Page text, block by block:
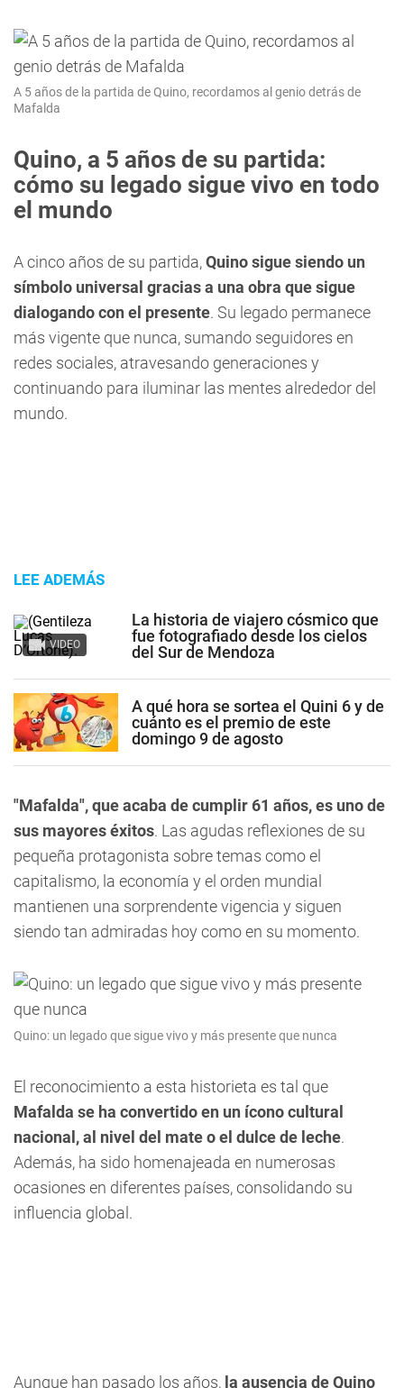
A 5 años de la partida de Quino, recordamos al genio detrás de
Mafalda
Quino, a 5 años de su partida:
cómo su legado sigue vivo en todo
el mundo
A cinco años de su partida,Quino sigue siendo un
símbolo universal gracias a una obra que sigue
dialogando con el presente. Su legado permanece
más vigente que nunca, sumando seguidores en
redes sociales, atravesando generaciones y
continuando para iluminar las mentes alrededor del
mundo.
LEE ADEMÁS
VIDEO
La historia de viajero cósmico que
fue fotografiado desde los cielos
del Sur de Mendoza
A qué hora se sortea el Quini 6 y de
cuánto es el premio de este
domingo 9 de agosto
"Mafalda", que acaba de cumplir 61 años, es uno de
sus mayores éxitos. Las agudas reflexiones de su
pequeña protagonista sobre temas como el
capitalismo, la economía y el orden mundial
mantienen una sorprendente vigencia y siguen
siendo tan admiradas hoy como en su momento.
Quino: un legado que sigue vivo y más presente que nunca
El reconocimiento a esta historieta es tal que
Mafalda se ha convertido en un ícono cultural
nacional, al nivel del mate o el dulce de leche.
Además, ha sido homenajeada en numerosas
ocasiones en diferentes países, consolidando su
influencia global.
Aunque han pasado los años, la ausencia de Quino